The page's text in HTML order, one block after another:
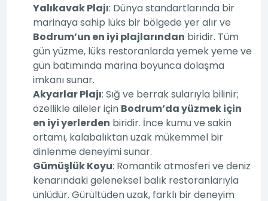
Yalıkavak Plajı: Dünya standartlarında bir
marinaya sahip lüks bir bölgede yer alır ve
Bodrum’un en iyi plajlarından biridir. Tüm
gün yüzme, lüks restoranlarda yemek yeme ve
gün batımında marina boyunca dolaşma
imkanı sunar.
Akyarlar Plajı: Sığ ve berrak sularıyla bilinir;
özellikle aileler için Bodrum’da yüzmek için
en iyi yerlerden biridir. İnce kumu ve sakin
ortamı, kalabalıktan uzak mükemmel bir
dinlenme deneyimi sunar.
Gümüşlük Koyu: Romantik atmosferi ve deniz
kenarındaki geleneksel balık restoranlarıyla
ünlüdür. Gürültüden uzak, farklı bir deneyim